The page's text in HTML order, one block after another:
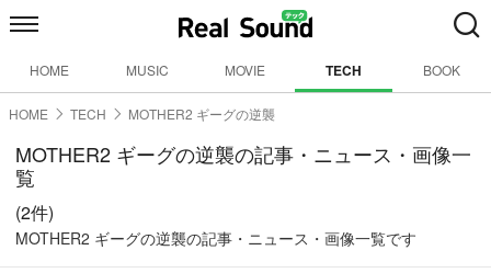
HOME MUSIC MOVIE TECH BOOK
HOME TECH MOTHER2 ギーグの逆襲
MOTHER2 ギーグの逆襲の記事・ニュース・画像一
覧
(2件)
MOTHER2 ギーグの逆襲の記事・ニュース・画像一覧です